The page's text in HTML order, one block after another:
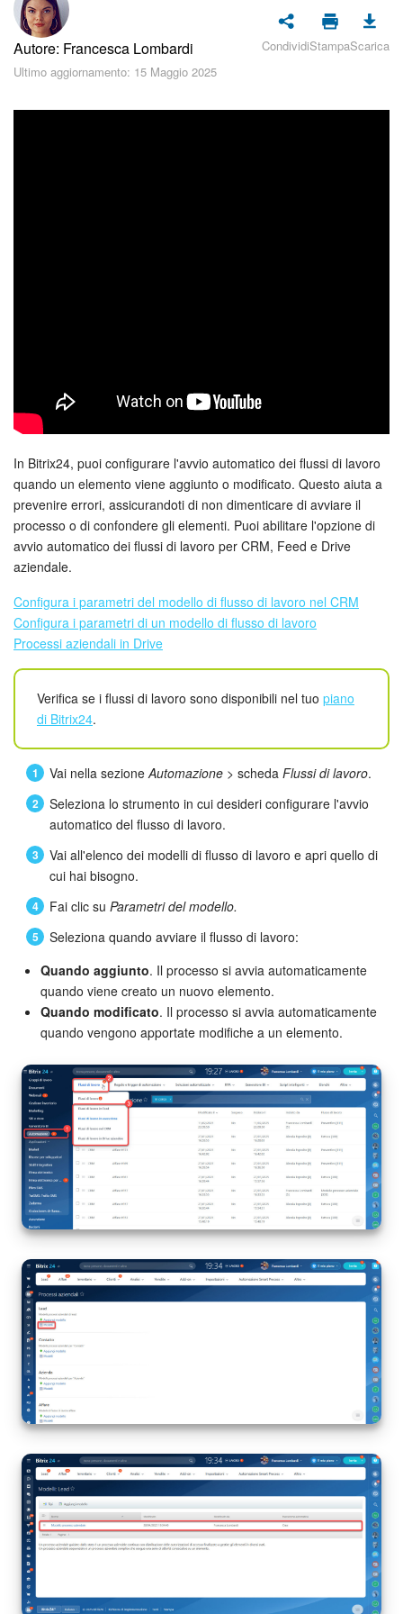
Piani e pagamento
Sicurezza in Bitrix24
Webmail
Incarichi e progetti
Progetti IA
Prenotazione online
Contact Center
Sales Center
Generatore BI
Bitrix24 Market
Siti e store
Online store
Dipendenti
Knowledge base
Firma elettronica
Firma elettronica per HR
Automazione
Flussi di lavoro
Marketing
Gestione inventario
Mio profilo
Impostazioni
Enterprise
Bitrix24 On-Premise
Bitrix24 Messenger
Domande generali
Autore: Francesca Lombardi
Ultimo aggiornamento: 15 Maggio 2025
CondividiStampaScarica
In Bitrix24, puoi configurare l'avvio automatico dei flussi di lavoro
quando un elemento viene aggiunto o modificato. Questo aiuta a
prevenire errori, assicurandoti di non dimenticare di avviare il
processo o di confondere gli elementi. Puoi abilitare l'opzione di
avvio automatico dei flussi di lavoro per CRM, Feed e Drive
aziendale.
Configura i parametri del modello di flusso di lavoro nel CRM
Configura i parametri di un modello di flusso di lavoro
Processi aziendali in Drive
Verifica se i flussi di lavoro sono disponibili nel tuo piano
di Bitrix24.
Vai nella sezione Automazione > scheda Flussi di lavoro.
Seleziona lo strumento in cui desideri configurare l'avvio
automatico del flusso di lavoro.
Vai all'elenco dei modelli di flusso di lavoro e apri quello di
cui hai bisogno.
Fai clic su Parametri del modello.
Seleziona quando avviare il flusso di lavoro:
Quando aggiunto. Il processo si avvia automaticamente
quando viene creato un nuovo elemento.
Quando modificato. Il processo si avvia automaticamente
quando vengono apportate modifiche a un elemento.